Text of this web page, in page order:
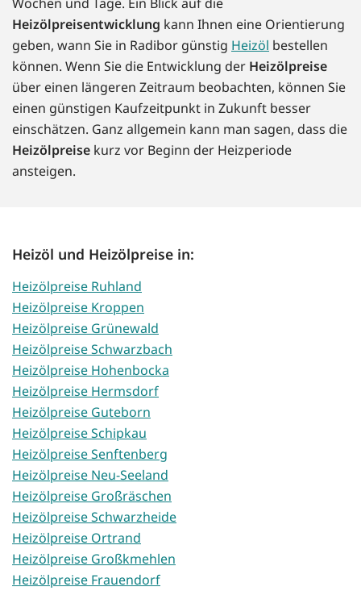
Heizölpreisentwicklung kann Ihnen eine Orientierung
geben, wann Sie in Radibor günstig Heizöl bestellen
können. Wenn Sie die Entwicklung der Heizölpreise
über einen längeren Zeitraum beobachten, können Sie
einen günstigen Kaufzeitpunkt in Zukunft besser
einschätzen. Ganz allgemein kann man sagen, dass die
Heizölpreise kurz vor Beginn der Heizperiode
ansteigen.
Heizöl und Heizölpreise in:
Heizölpreise Ruhland
Heizölpreise Kroppen
Heizölpreise Grünewald
Heizölpreise Schwarzbach
Heizölpreise Hohenbocka
Heizölpreise Hermsdorf
Heizölpreise Guteborn
Heizölpreise Schipkau
Heizölpreise Senftenberg
Heizölpreise Neu-Seeland
Heizölpreise Großräschen
Heizölpreise Schwarzheide
Heizölpreise Ortrand
Heizölpreise Großkmehlen
Heizölpreise Frauendorf